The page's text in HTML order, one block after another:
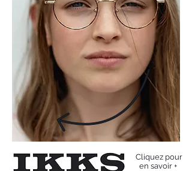
Cliquez pour
en savoir +